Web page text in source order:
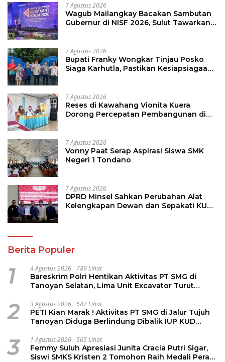
7 Agustus 2026
Wagub Mailangkay Bacakan Sambutan
Gubernur di NISF 2026, Sulut Tawarkan
7 Agustus 2026
Bupati Franky Wongkar Tinjau Posko
Siaga Karhutla, Pastikan Kesiapsiagaan
7 Agustus 2026
Reses di Kawahang Vionita Kuera
Dorong Percepatan Pembangunan di
7 Agustus 2026
Vonny Paat Serap Aspirasi Siswa SMK
Negeri 1 Tondano
7 Agustus 2026
DPRD Minsel Sahkan Perubahan Alat
Kelengkapan Dewan dan Sepakati KUA-
Berita Populer
1 4 Agustus 2026 789 Lihat
Bareskrim Polri Hentikan Aktivitas PT SMG di
Tanoyan Selatan, Lima Unit Excavator Turut
2 3 Agustus 2026 587 Lihat
PETI Kian Marak ! Aktivitas PT SMG di Jalur Tujuh
Tanoyan Diduga Berlindung Dibalik IUP KUD
3 1 Agustus 2026 565 Lihat
Femmy Suluh Apresiasi Junita Cracia Putri Sigar,
Siswi SMKS Kristen 2 Tomohon Raih Medali Perak